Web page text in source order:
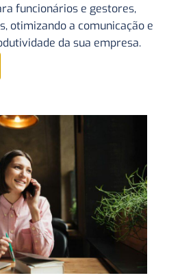
funcionários e gestores,
otimizando a comunicação e
da sua empresa.